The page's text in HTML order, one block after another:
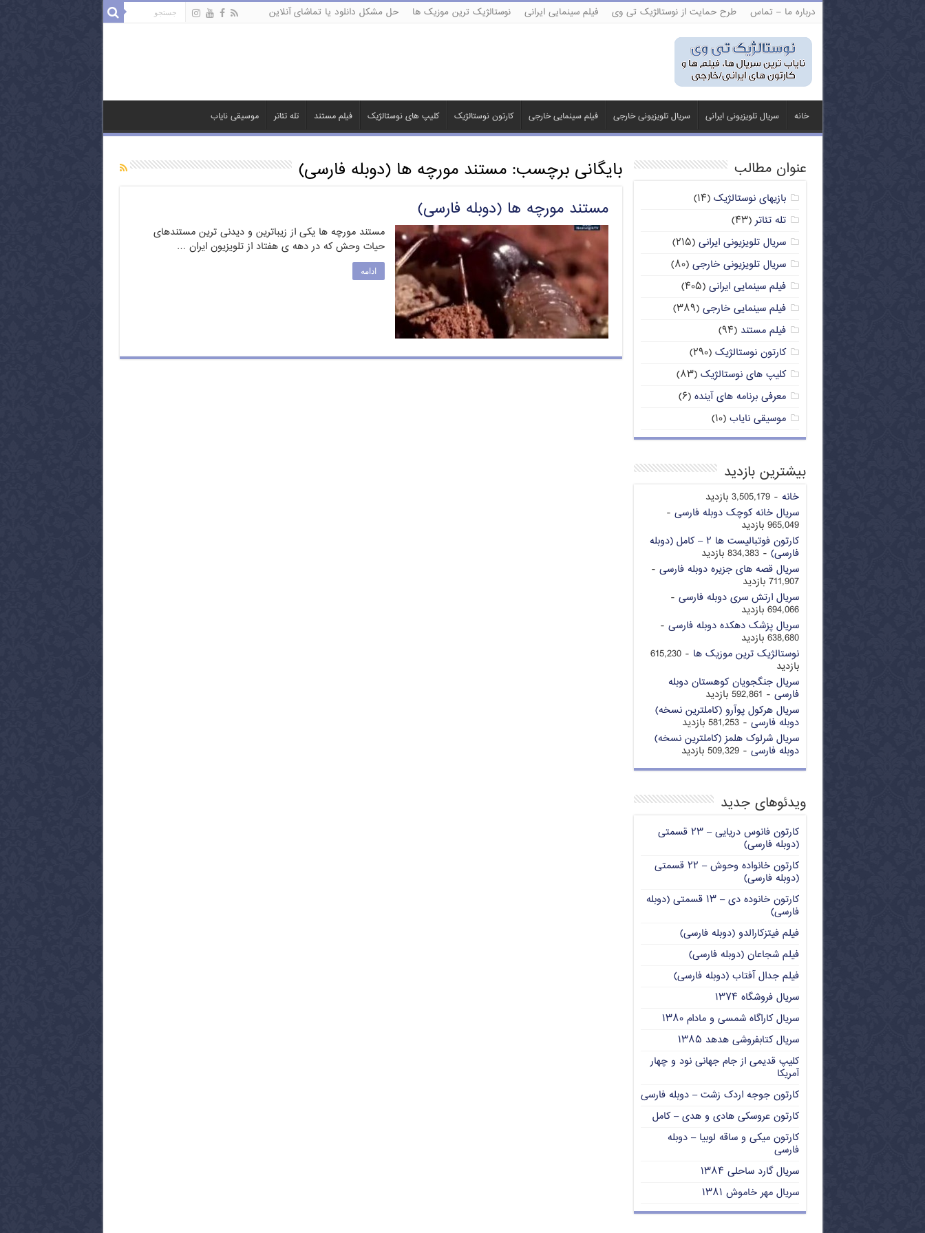
درباره ما – تماس طرح حمایت از نوستالژیک تی وی فیلم سینمایی ایرانی نوستالژیک ترین موزیک ها حل مشکل دانلود یا تماشای آنلاین
خانه سریال تلویزیونی ایرانی سریال تلویزیونی خارجی فیلم سینمایی خارجی کارتون نوستالژیک کلیپ های نوستالژیک فیلم مستند تله تئاتر موسیقی نایاب
بایگانی برچسب:مستند مورچه ها (دوبله فارسی)
مستند مورچه ها (دوبله فارسی)
مستند مورچه ها یکی از زیباترین و دیدنی ترین مستندهای
حیات وحش که در دهه ی هفتاد از تلویزیون ایران …
ادامه
عنوان مطالب
بازیهای نوستالژیک (۱۴)
تله تئاتر(۴۳)
سریال تلویزیونی ایرانی (۲۱۵)
سریال تلویزیونی خارجی (۸۰)
فیلم سینمایی ایرانی (۴۰۵)
فیلم سینمایی خارجی (۳۸۹)
فیلم مستند (۹۴)
کارتون نوستالژیک (۲۹۰)
کلیپ های نوستالژیک (۸۳)
معرفی برنامه های آینده (۶)
موسیقی نایاب (۱۰)
بیشترین بازدید
خانه - 3,505,179 بازدید
سریال خانه کوچک دوبله فارسی -
965,049 بازدید
کارتون فوتبالیست ها ۲ – کامل (دوبله
فارسی) - 834,383 بازدید
سریال قصه های جزیره دوبله فارسی -
711,907 بازدید
سریال ارتش سری دوبله فارسی -
694,066 بازدید
سریال پزشک دهکده دوبله فارسی -
638,680 بازدید
نوستالژیک ترین موزیک ها
- 615,230
بازدید
سریال جنگجویان کوهستان دوبله
فارسی - 592,861 بازدید
سریال هرکول پوآرو (کاملترین نسخه)
دوبله فارسی - 581,253 بازدید
سریال شرلوک هلمز (کاملترین نسخه)
دوبله فارسی - 509,329 بازدید
ویدئوهای جدید
کارتون فانوس دریایی – ۲۳ قسمتی
(دوبله فارسی)
کارتون خانواده وحوش – ۲۲ قسمتی
(دوبله فارسی)
کارتون خانوده دی – ۱۳ قسمتی (دوبله
فارسی)
فیلم فیتزکارالدو (دوبله فارسی)
فیلم شجاعان (دوبله فارسی)
فیلم جدال آفتاب (دوبله فارسی)
سریال فروشگاه ۱۳۷۴
سریال کاراگاه شمسی و مادام ۱۳۸۰
سریال کتابفروشی هدهد ۱۳۸۵
کلیپ قدیمی از جام جهانی نود و چهار
آمریکا
کارتون جوجه اردک زشت – دوبله فارسی
کارتون عروسکی هادی و هدی – کامل
کارتون میکی و ساقه لوبیا – دوبله
فارسی
سریال گارد ساحلی ۱۳۸۴
سریال مهر خاموش ۱۳۸۱